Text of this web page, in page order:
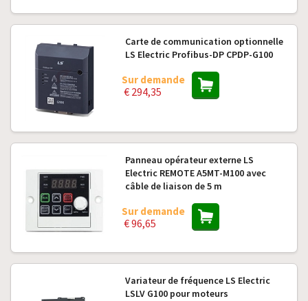
Carte de communication optionnelle
LS Electric Profibus-DP CPDP-G100
Sur demande
€ 294,35
Panneau opérateur externe LS
Electric REMOTE A5MT-M100 avec
câble de liaison de 5 m
Sur demande
€ 96,65
Variateur de fréquence LS Electric
LSLV G100 pour moteurs